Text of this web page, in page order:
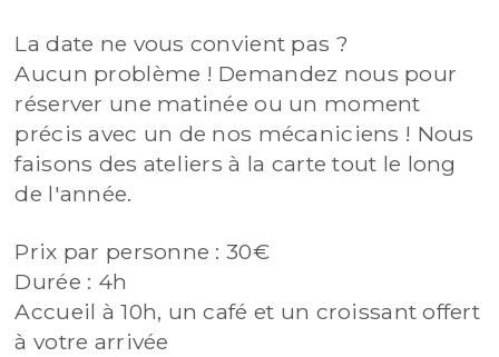
La date ne vous convient pas ?
Aucun problème ! Demandez nous pour
réserver une matinée ou un moment
précis avec un de nos mécaniciens ! Nous
faisons des ateliers à la carte tout le long
de l'année.
Prix par personne : 30€
Durée : 4h
Accueil à 10h, un café et un croissant offert
à votre arrivée